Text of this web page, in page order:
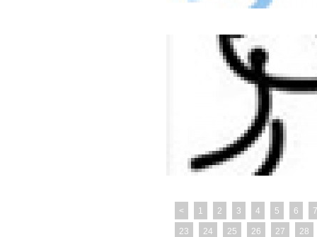
< 1 2 3 4 5 6 7
23 24 25 26 27 28